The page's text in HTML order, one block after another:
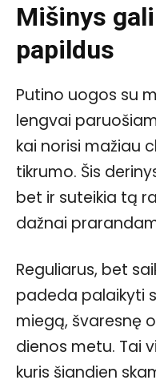
Mišinys
papildus
Putino uogos su
lengvai
kai norisi mažiau
tikrumo. Šis
bet ir suteikia tą
dažnai
Reguliarus, bet
padeda palaikyti
miegą, švaresnę
dienos metu. Tai
kuris šiandien